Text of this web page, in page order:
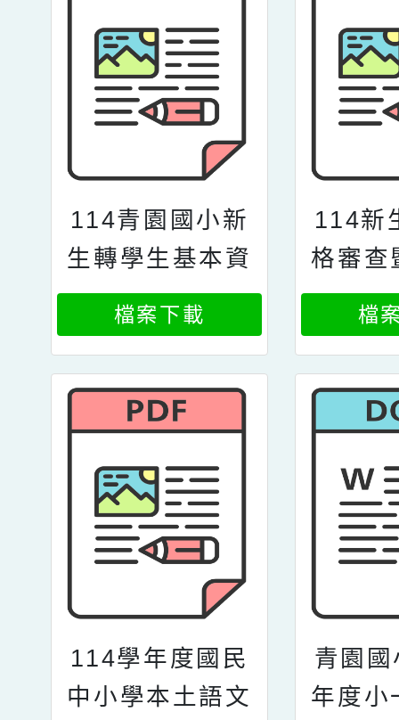
114青園國小新
生轉學生基本資
料表
檔案下載
114新
格審查
業相關
學資格
檔
114學年度國民
中小學本土語文
青園
年度小